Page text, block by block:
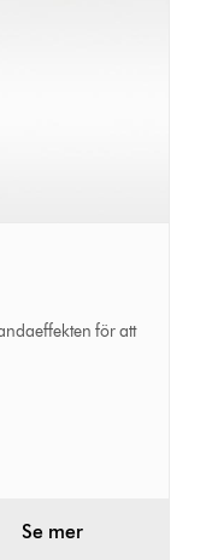
för att
Se mer